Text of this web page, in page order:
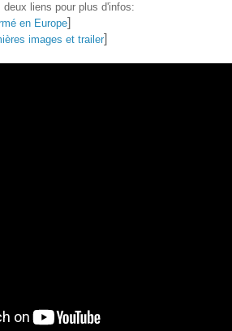
liens pour plus d'infos:
en Europe]
images et trailer]